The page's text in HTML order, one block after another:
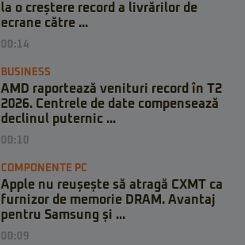
la o creștere record a livrărilor de
ecrane către ...
00:14
BUSINESS
AMD raportează venituri record în T2
2026. Centrele de date compensează
declinul puternic ...
00:10
COMPONENTE PC
Apple nu reușește să atragă CXMT ca
furnizor de memorie DRAM. Avantaj
pentru Samsung și ...
00:09